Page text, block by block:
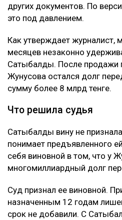
других документов. По
это под давлением.
Как утверждает журналист,
месяцев незаконно
Сатыбалды. После продажи
Жунусова остался долг
сумму более 8 млрд тенге.
Что решила судья
Сатыбалды вину не
понимает предъявленного
себя виновной в том, что у
многомиллиардный долг
Суд признал ее виновной.
назначенным 12 годам
срок не добавили. С